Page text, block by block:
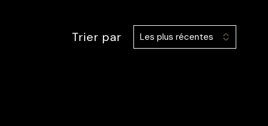
Trier par Les plus récentes